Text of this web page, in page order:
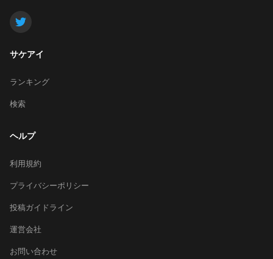
サケアイ
ランキング
検索
ヘルプ
利用規約
プライバシーポリシー
投稿ガイドライン
運営会社
お問い合わせ